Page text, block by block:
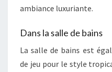
ambiance luxuriante.
Dans la salle de bains
La salle de bains est
de jeu pour le style